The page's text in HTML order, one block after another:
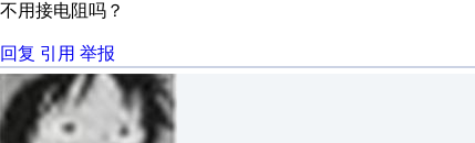
不用接电阻吗？
回复 引用 举报